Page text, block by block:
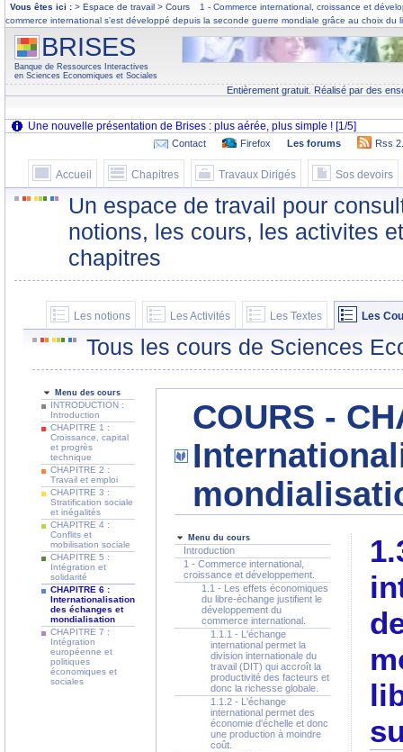
Vous êtes ici : > Espace de travail > Cours
1 - Commerce international, croissance et
commerce international s'est développé depuis la seconde guerre mondiale grâce au choix
BRISES
Banque de Ressources Interactives
en Sciences Economiques et Sociales
Entièrement gratuit. Réalisé par des
Contact Firefox Les forums Rss
Accueil Chapitres Travaux Dirigés Sos devoirs
Un espace de travail pour
notions, les cours, les activites
chapitres
Les notions Les Activités Les Textes Les
Tous les cours de Sciences
Menu des cours
INTRODUCTION :
Introduction
CHAPITRE 1 :
Croissance, capital
et progrès
technique
CHAPITRE 2 :
Travail et emploi
CHAPITRE 3 :
Stratification sociale
et inégalités
CHAPITRE 4 :
Conflits et
mobilisation sociale
CHAPITRE 5 :
Intégration et
solidarité
CHAPITRE 6 :
Internationalisation
des échanges et
mondialisation
CHAPITRE 7 :
Intégration
européenne et
politiques
économiques et
sociales
COURS -
Menu du cours
Introduction
1 - Commerce international,
croissance et développement.
1.1 - Les effets économiques
du libre-échange justifient le
développement du
commerce international.
1.1.1 - L'échange
international permet la
division internationale du
travail (DIT) qui accroît la
productivité des facteurs et
donc la richesse globale.
1.1.2 - L'échange
international permet des
économie d'échelle et donc
une production à moindre
coût.